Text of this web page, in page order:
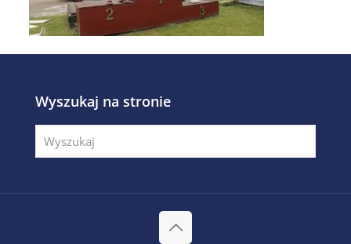
Wyszukaj na stronie